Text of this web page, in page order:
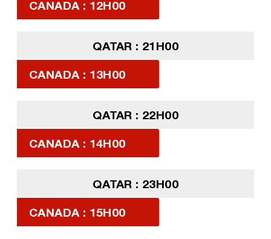
CANADA : 12H00
QATAR : 21H00
CANADA : 13H00
QATAR : 22H00
CANADA : 14H00
QATAR : 23H00
CANADA : 15H00